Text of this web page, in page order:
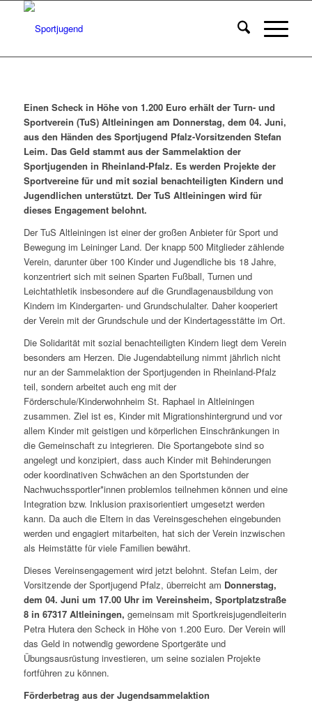
Einen Scheck in Höhe von 1.200 Euro erhält der Turn- und
Sportverein (TuS) Altleiningen am Donnerstag, dem 04. Juni,
aus den Händen des Sportjugend Pfalz-Vorsitzenden Stefan
Leim. Das Geld stammt aus der Sammelaktion der
Sportjugenden in Rheinland-Pfalz. Es werden Projekte der
Sportvereine für und mit sozial benachteiligten Kindern und
Jugendlichen unterstützt. Der TuS Altleiningen wird für
dieses Engagement belohnt.
Der TuS Altleiningen ist einer der großen Anbieter für Sport und
Bewegung im Leininger Land. Der knapp 500 Mitglieder zählende
Verein, darunter über 100 Kinder und Jugendliche bis 18 Jahre,
konzentriert sich mit seinen Sparten Fußball, Turnen und
Leichtathletik insbesondere auf die Grundlagenausbildung von
Kindern im Kindergarten- und Grundschulalter. Daher kooperiert
der Verein mit der Grundschule und der Kindertagesstätte im Ort.
Die Solidarität mit sozial benachteiligten Kindern liegt dem Verein
besonders am Herzen. Die Jugendabteilung nimmt jährlich nicht
nur an der Sammelaktion der Sportjugenden in Rheinland-Pfalz
teil, sondern arbeitet auch eng mit der
Förderschule/Kinderwohnheim St. Raphael in Altleiningen
zusammen. Ziel ist es, Kinder mit Migrationshintergrund und vor
allem Kinder mit geistigen und körperlichen Einschränkungen in
die Gemeinschaft zu integrieren. Die Sportangebote sind so
angelegt und konzipiert, dass auch Kinder mit Behinderungen
oder koordinativen Schwächen an den Sportstunden der
Nachwuchssportler*innen problemlos teilnehmen können und eine
Integration bzw. Inklusion praxisorientiert umgesetzt werden
kann. Da auch die Eltern in das Vereinsgeschehen eingebunden
werden und engagiert mitarbeiten, hat sich der Verein inzwischen
als Heimstätte für viele Familien bewährt.
Dieses Vereinsengagement wird jetzt belohnt. Stefan Leim, der
Vorsitzende der Sportjugend Pfalz, überreicht am Donnerstag,
dem 04. Juni um 17.00 Uhr im Vereinsheim, Sportplatzstraße
8 in 67317 Altleiningen, gemeinsam mit Sportkreisjugendleiterin
Petra Hutera den Scheck in Höhe von 1.200 Euro. Der Verein will
das Geld in notwendig gewordene Sportgeräte und
Übungsausrüstung investieren, um seine sozialen Projekte
fortführen zu können.
Förderbetrag aus der Jugendsammelaktion